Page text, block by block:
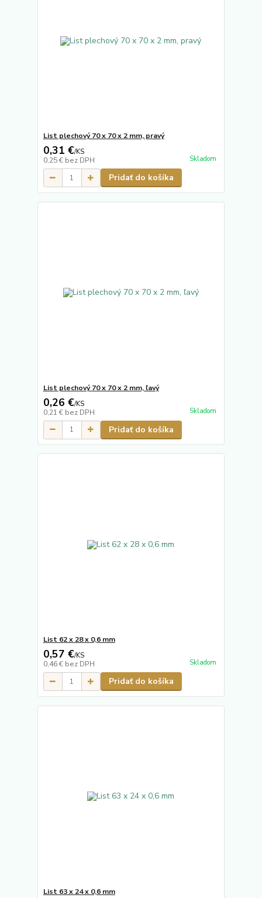
List plechový 70 x 70 x 2 mm, pravý
0,31 €/KS
0,25 € bez DPH Skladom
Pridať do košíka
List plechový 70 x 70 x 2 mm, ľavý
0,26 €/KS
0,21 € bez DPH Skladom
Pridať do košíka
List 62 x 28 x 0,6 mm
0,57 €/KS
0,46 € bez DPH Skladom
Pridať do košíka
List 63 x 24 x 0,6 mm